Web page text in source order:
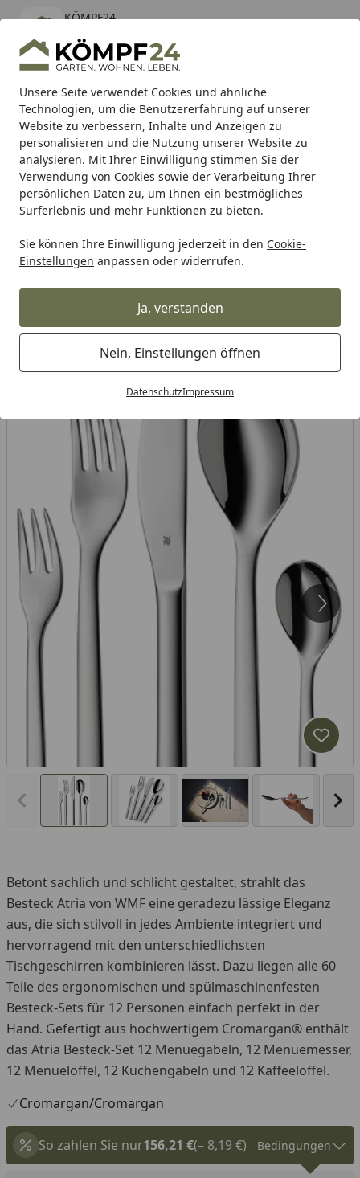
Unsere Seite verwendet Cookies und ähnliche
Technologien, um die Benutzererfahrung auf unserer
Website zu verbessern, Inhalte und Anzeigen zu
personalisieren und die Nutzung unserer Website zu
analysieren. Mit Ihrer Einwilligung stimmen Sie der
Verwendung von Cookies sowie der Verarbeitung Ihrer
persönlichen Daten zu, um Ihnen ein bestmögliches
Surferlebnis und mehr Funktionen zu bieten.
Sie können Ihre Einwilligung jederzeit in den Cookie-
Einstellungen anpassen oder widerrufen.
Ja, verstanden
Nein, Einstellungen öffnen
DatenschutzImpressum
KÖMPF24
kostenlos - Im App Store
Hotline
Alle Produkte
Mein Konto
Suchen
Karibu Pools inkl. gratis Sandfilteranlage & Pool-
Starterset (Gesamtwert bis 468,99€)
Startseite
WMF WMF Bestecke WMF Essbestecke WMF
WMF Atria Besteck-Set, 60-teilig,
Vorheriges Bild anzeigen
Betont sachlich und schlicht gestaltet, strahlt das
Besteck Atria von WMF eine geradezu lässige Eleganz
aus, die sich stilvoll in jedes Ambiente integriert und
hervorragend mit den unterschiedlichsten
Tischgeschirren kombinieren lässt. Dazu liegen alle 60
Teile des ergonomischen und spülmaschinenfesten
Besteck-Sets für 12 Personen einfach perfekt in der
Hand. Gefertigt aus hochwertigem Cromargan® enthält
das Atria Besteck-Set 12 Menuegabeln, 12 Menuemesser,
12 Menuelöffel, 12 Kuchengabeln und 12 Kaffeelöffel.
Cromargan/Cromargan
So zahlen Sie nur156,21 €(– 8,19 €) Bedingungen